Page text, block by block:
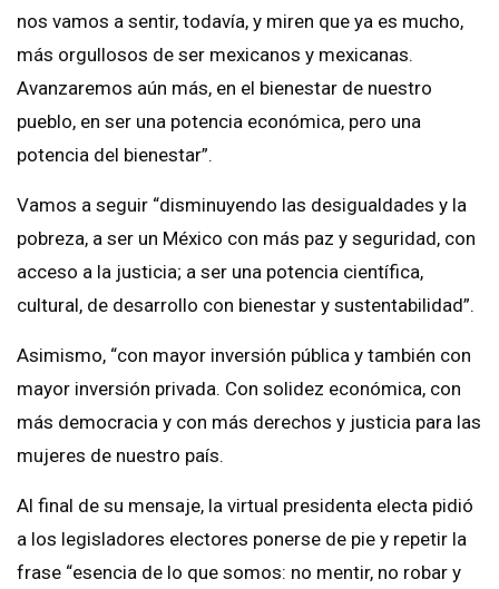
nos vamos a sentir, todavía, y miren que ya es mucho,
más orgullosos de ser mexicanos y mexicanas.
Avanzaremos aún más, en el bienestar de nuestro
pueblo, en ser una potencia económica, pero una
potencia del bienestar”.
Vamos a seguir “disminuyendo las desigualdades y la
pobreza, a ser un México con más paz y seguridad, con
acceso a la justicia; a ser una potencia científica,
cultural, de desarrollo con bienestar y sustentabilidad”.
Asimismo, “con mayor inversión pública y también con
mayor inversión privada. Con solidez económica, con
más democracia y con más derechos y justicia para las
mujeres de nuestro país.
Al final de su mensaje, la virtual presidenta electa pidió
a los legisladores electores ponerse de pie y repetir la
frase “esencia de lo que somos: no mentir, no robar y